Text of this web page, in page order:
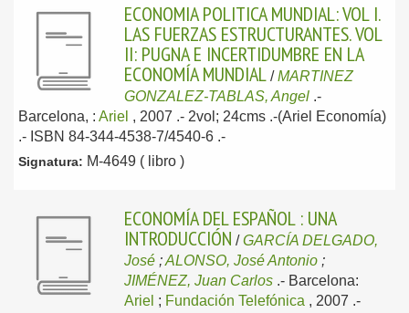
ECONOMIA POLITICA MUNDIAL: VOL I.
LAS FUERZAS ESTRUCTURANTES. VOL
II: PUGNA E INCERTIDUMBRE EN LA
ECONOMÍA MUNDIAL /MARTINEZ
GONZALEZ-TABLAS, Angel .-
Barcelona, : Ariel , 2007 .- 2vol; 24cms .-(Ariel Economía)
.- ISBN 84-344-4538-7/4540-6 .-
Signatura: M-4649 ( libro )
ECONOMÍA DEL ESPAÑOL : UNA
INTRODUCCIÓN /GARCÍA DELGADO,
José ;ALONSO, José Antonio ;
JIMÉNEZ, Juan Carlos .- Barcelona:
Ariel ; Fundación Telefónica , 2007 .-